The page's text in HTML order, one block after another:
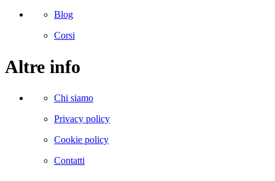
Blog
Corsi
Altre info
Chi siamo
Privacy policy
Cookie policy
Contatti